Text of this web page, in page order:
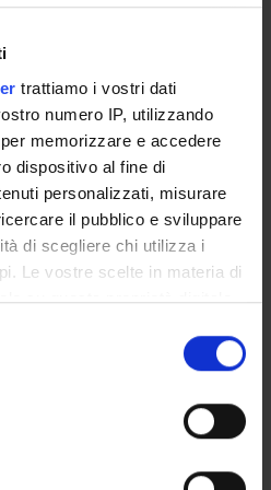
trattiamo i vostri dati
numero IP, utilizzando
memorizzare e accedere
dispositivo al fine di
personalizzati, misurare
il pubblico e sviluppare
di scegliere chi utilizza i
Le vostre scelte in materia di
su questa proprietà digitale
consenso in qualsiasi
sui cookie o facendo clic
sulla tua posizione
OFFICES